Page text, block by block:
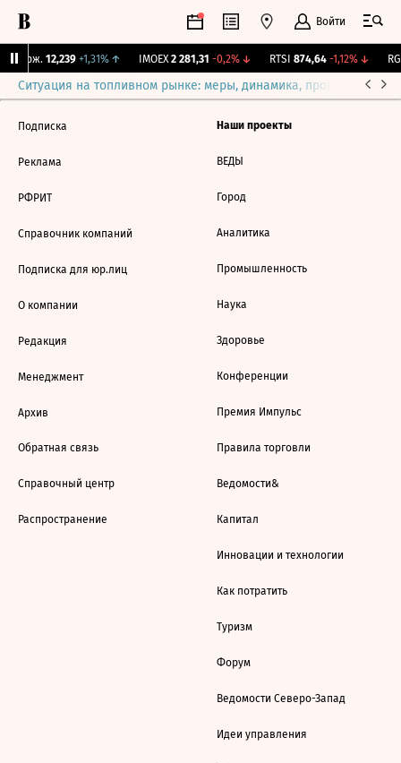
Войти
Бирж. 12,239 +1,31%↑ IMOEX 2 281,31 -0,2%↓ RTSI 874,64 -1,12%↓
Ситуация на топливном рынке: меры, динамика, прогнозы
Подписка
Реклама
РФРИТ
Справочник компаний
Подписка для юр.лиц
О компании
Редакция
Менеджмент
Архив
Обратная связь
Справочный центр
Распространение
Наши проекты
ВЕДЫ
Город
Аналитика
Промышленность
Наука
Здоровье
Конференции
Премия Импульс
Правила торговли
Ведомости&
Капитал
Инновации и технологии
Как потратить
Туризм
Форум
Ведомости Северо-Запад
Идеи управления